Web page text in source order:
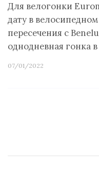
Для велогонки
дату в
пересечения с
однодневная гонка
07/01/2022